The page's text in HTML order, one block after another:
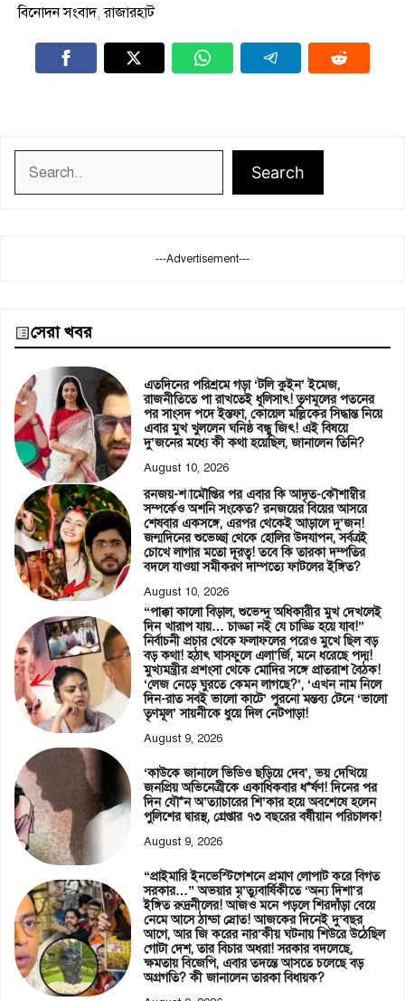
বিনোদন সংবাদ,রাজারহাট
Search
---Advertisement---
সেরা খবর
এতদিনের পরিশ্রমে গড়া ‘টলি কুইন’ ইমেজ,
রাজনীতিতে পা রাখতেই ধূলিসাৎ! তৃণমূলের পতনের
পর সাংসদ পদে ইস্তফা, কোয়েল মল্লিকের সিদ্ধান্ত নিয়ে
এবার মুখ খুললেন ঘনিষ্ঠ বন্ধু জিৎ! এই বিষয়ে
দু’জনের মধ্যে কী কথা হয়েছিল, জানালেন তিনি?
August 10, 2026
রনজয়-শ্যামৌপ্তির পর এবার কি আদৃত-কৌশাম্বীর
সম্পর্কেও অশনি সংকেত? রনজয়ের বিয়ের আসরে
শেষবার একসঙ্গে, এরপর থেকেই আড়ালে দু’জন!
জন্মদিনের শুভেচ্ছা থেকে হোলির উদযাপন, সর্বত্রই
চোখে লাগার মতো দূরত্ব! তবে কি তারকা দম্পতির
বদলে যাওয়া সমীকরণ দাম্পত্যে ফাটলের ইঙ্গিত?
August 10, 2026
“পাক্কা কালো বিড়াল, শুভেন্দু অধিকারীর মুখ দেখলেই
দিন খারাপ যায়… চাড্ডা নই যে চাড্ডি হয়ে যাব!”
নির্বাচনী প্রচার থেকে ফলাফলের পরেও মুখে ছিল বড়
বড় কথা! হঠাৎ ঘাসফুলে এলা’র্জি, মনে ধরেছে পদ্ম!
মুখ্যমন্ত্রীর প্রশংসা থেকে মোদির সঙ্গে প্রাতরাশ বৈঠক!
‘লেজ নেড়ে ঘুরতে কেমন লাগছে?’, ‘এখন নাম নিলে
দিন-রাত সবই ভালো কাটে’ পুরনো মন্তব্য টেনে ‘ভালো
তৃণমূল’ সায়নীকে ধুয়ে দিল নেটপাড়া!
August 9, 2026
‘কাউকে জানালে ভিডিও ছড়িয়ে দেব’, ভয় দেখিয়ে
জনপ্রিয় অভিনেত্রীকে একাধিকবার ধ*র্ষণ! দিনের পর
দিন যৌ*ন অ’ত্যাচারের শি’কার হয়ে অবশেষে হলেন
পুলিশের দ্বারস্থ, গ্রেপ্তার ৭৩ বছরের বর্ষীয়ান পরিচালক!
August 9, 2026
“প্রাইমারি ইনভেস্টিগেশনে প্রমাণ লোপাট করে বিগত
সরকার…” অভয়ার মৃ’ত্যুবার্ষিকীতে ‘অন্য দিশা’র
ইঙ্গিত রুদ্রনীলের! আজও মনে পড়লে শিরদাঁড়া বেয়ে
নেমে আসে ঠান্ডা স্রোত! আজকের দিনেই দু’বছর
আগে, আর জি করের নার’কীয় ঘটনায় শিউরে উঠেছিল
গোটা দেশ, তার বিচার অধরা! সরকার বদলেছে,
ক্ষমতায় বিজেপি, এবার তদন্তে আসতে চলেছে বড়
অগ্রগতি? কী জানালেন তারকা বিধায়ক?